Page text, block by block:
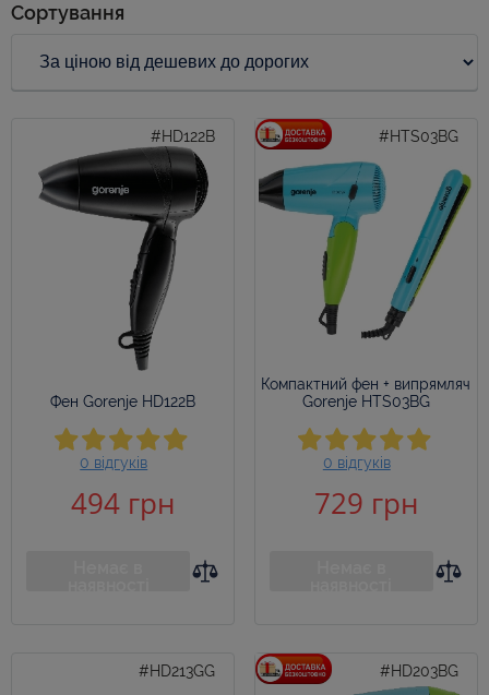
Сортування
Фен Gorenje HD122B
#HD122B
0 відгуків
494 грн
Компактний фен + випрямляч
Gorenje HTS03BG
#HTS03BG
0 відгуків
729 грн
#HD213GG #HD203BG